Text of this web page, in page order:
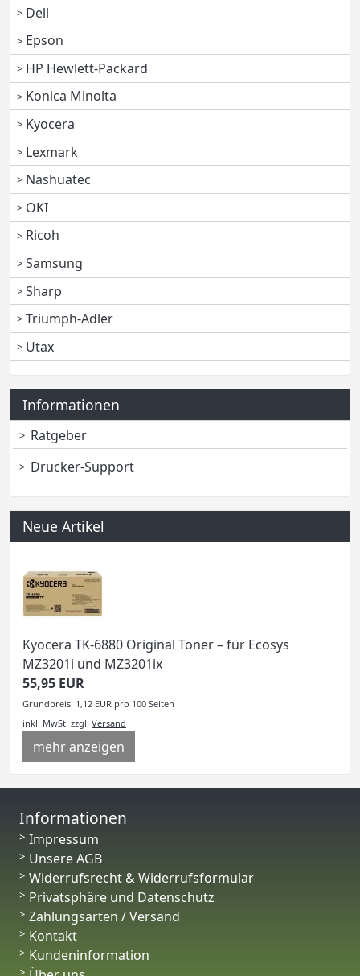
Dell
Epson
HP Hewlett-Packard
Konica Minolta
Kyocera
Lexmark
Nashuatec
OKI
Ricoh
Samsung
Sharp
Triumph-Adler
Utax
Informationen
Ratgeber
Drucker-Support
Neue Artikel
Kyocera TK-6880 Original Toner – für Ecosys
MZ3201i und MZ3201ix
55,95 EUR
Grundpreis: 1,12 EUR pro 100 Seiten
inkl. MwSt. zzgl. Versand
mehr anzeigen
Informationen
Impressum
Unsere AGB
Widerrufsrecht & Widerrufsformular
Privatsphäre und Datenschutz
Zahlungsarten / Versand
Kontakt
Kundeninformation